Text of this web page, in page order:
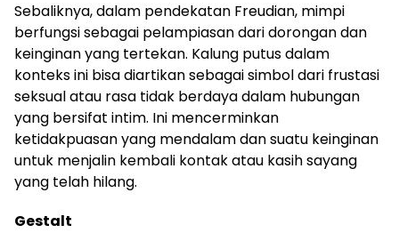
Sebaliknya, dalam pendekatan Freudian, mimpi
berfungsi sebagai pelampiasan dari dorongan dan
keinginan yang tertekan. Kalung putus dalam
konteks ini bisa diartikan sebagai simbol dari frustasi
seksual atau rasa tidak berdaya dalam hubungan
yang bersifat intim. Ini mencerminkan
ketidakpuasan yang mendalam dan suatu keinginan
untuk menjalin kembali kontak atau kasih sayang
yang telah hilang.
Gestalt